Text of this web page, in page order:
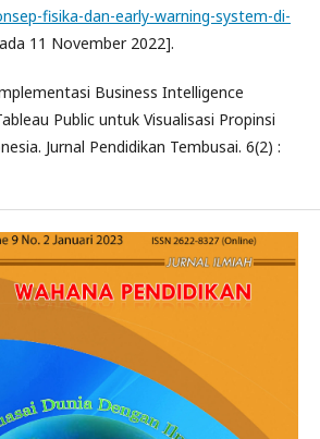
fisika-dan-early-warning-system-di-
11 November 2022].
Business Intelligence
Public untuk Visualisasi Propinsi
Jurnal Pendidikan Tembusai. 6(2) :